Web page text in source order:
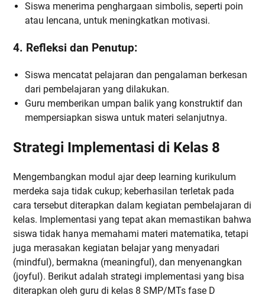
Siswa menerima penghargaan simbolis, seperti poin
atau lencana, untuk meningkatkan motivasi.
4. Refleksi dan Penutup:
Siswa mencatat pelajaran dan pengalaman berkesan
dari pembelajaran yang dilakukan.
Guru memberikan umpan balik yang konstruktif dan
mempersiapkan siswa untuk materi selanjutnya.
Strategi Implementasi di Kelas 8
Mengembangkan modul ajar deep learning kurikulum
merdeka saja tidak cukup; keberhasilan terletak pada
cara tersebut diterapkan dalam kegiatan pembelajaran di
kelas. Implementasi yang tepat akan memastikan bahwa
siswa tidak hanya memahami materi matematika, tetapi
juga merasakan kegiatan belajar yang menyadari
(mindful), bermakna (meaningful), dan menyenangkan
(joyful). Berikut adalah strategi implementasi yang bisa
diterapkan oleh guru di kelas 8 SMP/MTs fase D